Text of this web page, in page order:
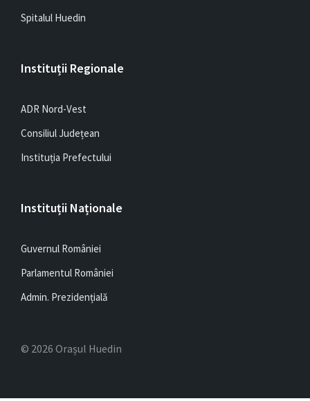
Spitalul Huedin
Instituții Regionale
ADR Nord-Vest
Consiliul Județean
Instituția Prefectului
Instituții Naționale
Guvernul României
Parlamentul României
Admin. Prezidențială
© 2026 Orașul Huedin